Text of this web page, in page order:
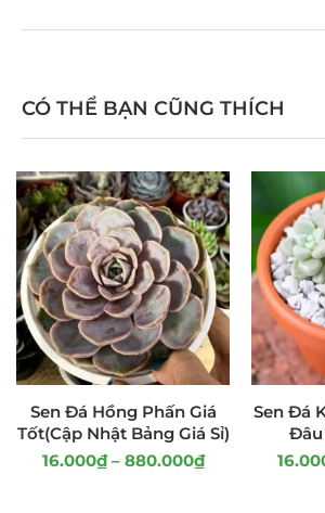
CÓ THỂ BẠN CŨNG THÍCH
Sen Đá Hồng Phấn Giá
Tốt(Cập Nhật Bảng Giá Sỉ)
16.000₫ – 880.000₫
Sen Đá
Đâu